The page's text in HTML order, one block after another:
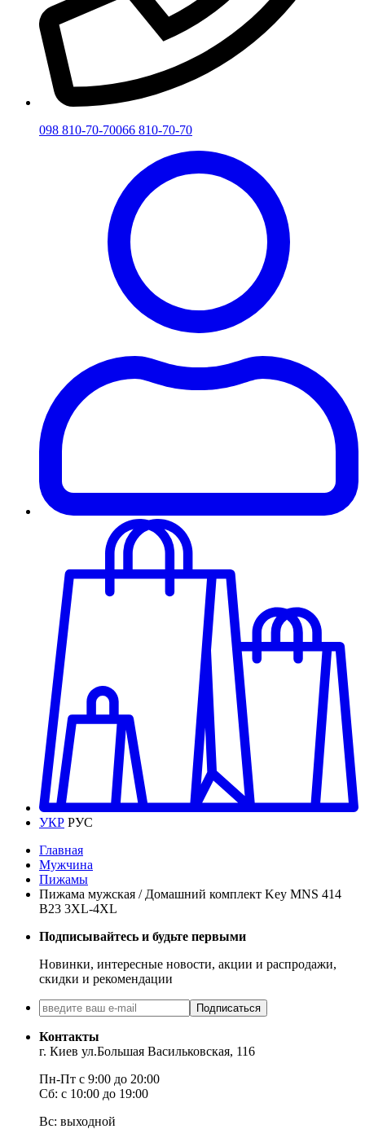
098 810-70-70066 810-70-70
УКР РУС
Главная
Мужчина
Пижамы
Пижама мужская / Домашний комплект Key MNS 414
B23 3XL-4XL
Подписывайтесь и будьте первыми
Новинки, интересные новости, акции и распродажи,
скидки и рекомендации
Подписаться
Контакты
г. Киев ул.Большая Васильковская, 116
Пн-Пт с 9:00 до 20:00
Сб: с 10:00 до 19:00
Вс: выходной